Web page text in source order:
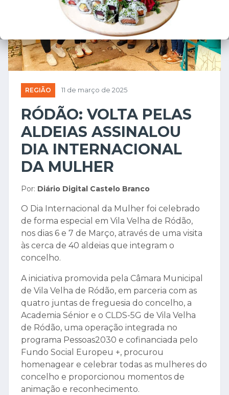
REGIÃO 11 de março de 2025
RÓDÃO: VOLTA PELAS
ALDEIAS ASSINALOU
DIA INTERNACIONAL
DA MULHER
Por: Diário Digital Castelo Branco
O Dia Internacional da Mulher foi celebrado
de forma especial em Vila Velha de Ródão,
nos dias 6 e 7 de Março, através de uma visita
às cerca de 40 aldeias que integram o
concelho.
A iniciativa promovida pela Câmara Municipal
de Vila Velha de Ródão, em parceria com as
quatro juntas de freguesia do concelho, a
Academia Sénior e o CLDS-5G de Vila Velha
de Ródão, uma operação integrada no
programa Pessoas2030 e cofinanciada pelo
Fundo Social Europeu +, procurou
homenagear e celebrar todas as mulheres do
concelho e proporcionou momentos de
animação e reconhecimento.